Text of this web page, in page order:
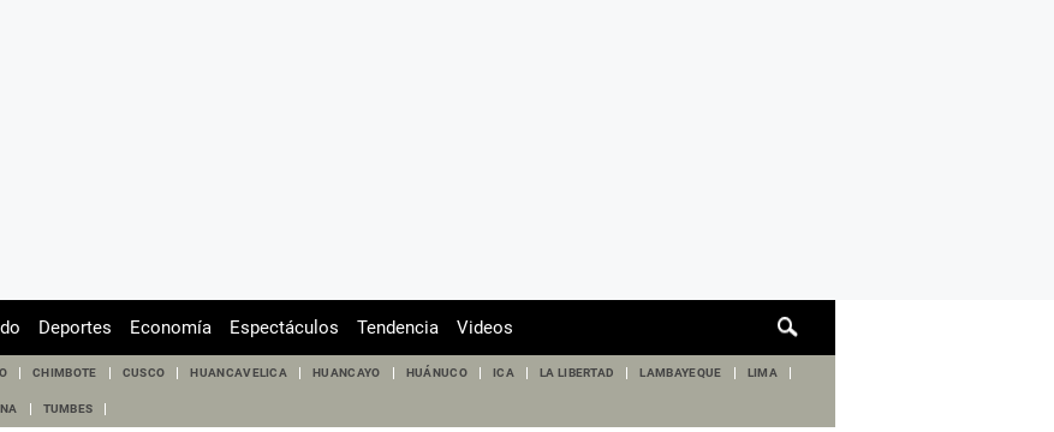
de
Deportes Economía Espectáculos Tendencia Videos
CHIMBOTE CUSCO HUANCAVELICA HUANCAYO HUÁNUCO ICA LA LIBERTAD LAMBAYEQUE LIMA
TUMBES